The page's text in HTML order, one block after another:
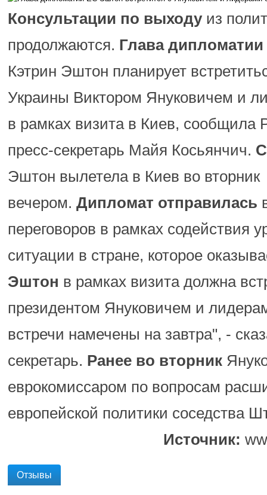
Консультации по выходуиз
продолжаются. Глава
Кэтрин Эштон планирует
Украины Виктором Януковичем и
в рамках визита в Киев, сообщила
пресс-секретарь Майя Косьянчич.
Эштон вылетела в Киев во вторник
вечером. Дипломат отправилась
переговоров в рамках содействия
ситуации в стране, которое
Эштон в рамках визита должна
президентом Януковичем и
встречи намечены на завтра", -
секретарь. Ранее во вторник
еврокомиссаром по вопросам
европейской политики соседства
Источник:
Отзывы